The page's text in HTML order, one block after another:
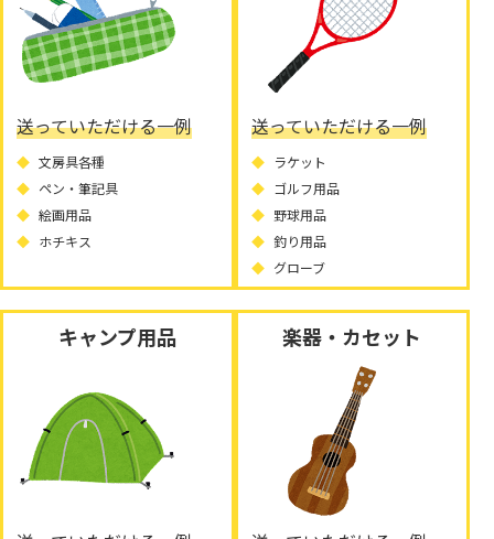
送っていただける一例
文房具各種
ペン・筆記具
絵画用品
ホチキス
送っていただける一例
ラケット
ゴルフ用品
野球用品
釣り用品
グローブ
キャンプ用品 楽器・カセット